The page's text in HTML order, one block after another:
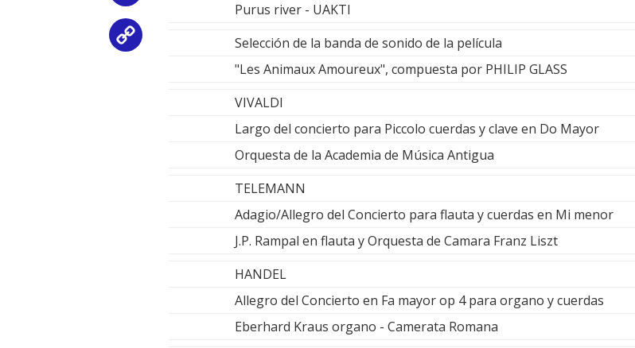
Purus river - UAKTI
Selección de la banda de sonido de la película
"Les Animaux Amoureux", compuesta por PHILIP GLASS
VIVALDI
Largo del concierto para Piccolo cuerdas y clave en Do Mayor
Orquesta de la Academia de Música Antigua
TELEMANN
Adagio/Allegro del Concierto para flauta y cuerdas en Mi menor
J.P. Rampal en flauta y Orquesta de Camara Franz Liszt
HANDEL
Allegro del Concierto en Fa mayor op 4 para organo y cuerdas
Eberhard Kraus organo - Camerata Romana